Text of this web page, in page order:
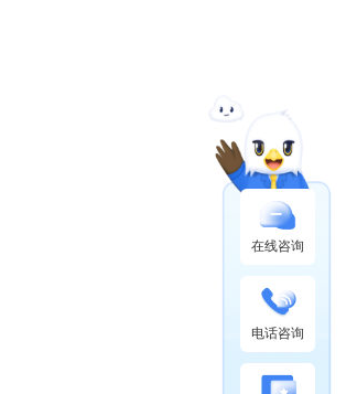
在线咨询
电话咨询